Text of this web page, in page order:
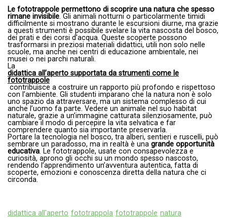
Le fototrappole permettono di scoprire una natura che spesso
rimane invisibile. Gli animali notturni o particolarmente timidi
difficilmente si mostrano durante le escursioni diurne, ma grazie
a questi strumenti è possibile svelare la vita nascosta del bosco,
dei prati e dei corsi d’acqua. Queste scoperte possono
trasformarsi in preziosi materiali didattici, utili non solo nelle
scuole, ma anche nei centri di educazione ambientale, nei
musei o nei parchi naturali.
La
didattica all’aperto supportata da strumenti come le
fototrappole
contribuisce a costruire un rapporto più profondo e rispettoso
con l’ambiente. Gli studenti imparano che la natura non è solo
uno spazio da attraversare, ma un sistema complesso di cui
anche l’uomo fa parte. Vedere un animale nel suo habitat
naturale, grazie a un’immagine catturata silenziosamente, può
cambiare il modo di percepire la vita selvatica e far
comprendere quanto sia importante preservarla.
Portare la tecnologia nel bosco, tra alberi, sentieri e ruscelli, può
sembrare un paradosso, ma in realtà è una grande opportunità
educativa. Le fototrappole, usate con consapevolezza e
curiosità, aprono gli occhi su un mondo spesso nascosto,
rendendo l’apprendimento un’avventura autentica, fatta di
scoperte, emozioni e conoscenza diretta della natura che ci
circonda.
didattica all'aperto fototrappola fototrappole natura